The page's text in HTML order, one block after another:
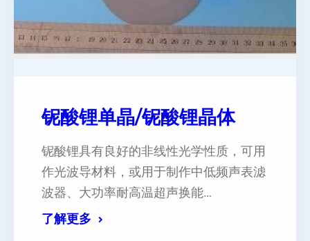
铌酸锂单晶/铌酸锂晶体
铌酸锂具有良好的非线性光学性质，可用
作光波导材料，或用于制作中低频声表滤
波器、大功率耐高温超声换能…
了解更多